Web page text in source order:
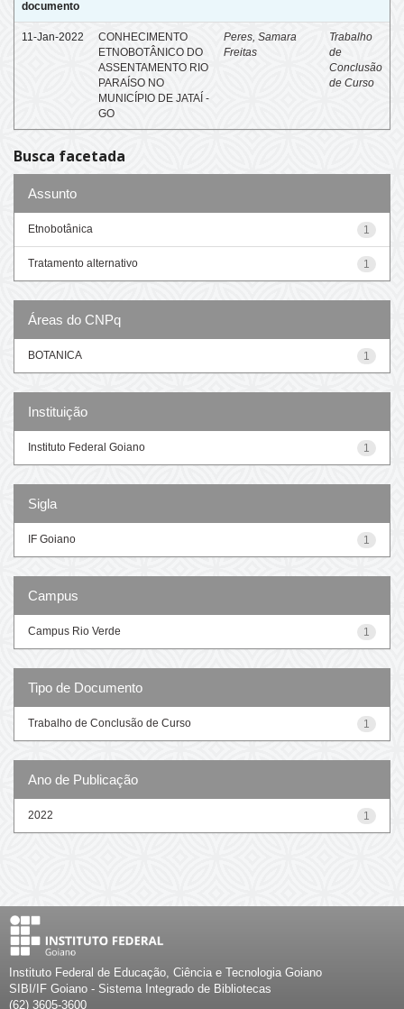
documento
11-Jan-2022
CONHECIMENTO
ETNOBOTÂNICO DO
ASSENTAMENTO RIO
PARAÍSO NO
MUNICÍPIO DE JATAÍ -
GO
Peres, Samara
Freitas
Trabalho
de
Conclusão
de Curso
Busca facetada
Assunto
1
Etnobotânica
1
Tratamento alternativo
Áreas do CNPq
1
BOTANICA
Instituição
1
Instituto Federal Goiano
Sigla
1
IF Goiano
Campus
1
Campus Rio Verde
Tipo de Documento
1
Trabalho de Conclusão de Curso
Ano de Publicação
1
2022
Instituto Federal de Educação, Ciência e Tecnologia Goiano
SIBI/IF Goiano - Sistema Integrado de Bibliotecas
(62) 3605-3600